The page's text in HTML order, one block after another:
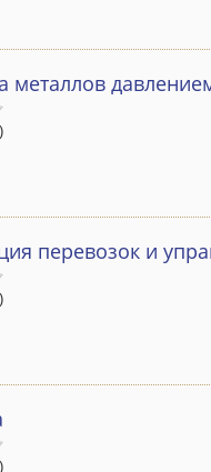
металлов
перевозок и